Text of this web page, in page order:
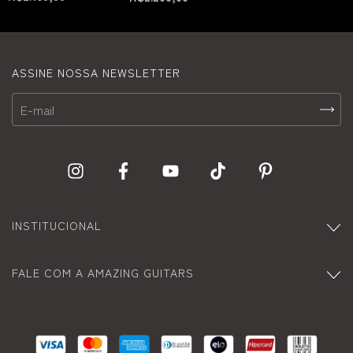
ASSINE NOSSA NEWSLETTER
INSTITUCIONAL
FALE COM A AMAZING GUITARS